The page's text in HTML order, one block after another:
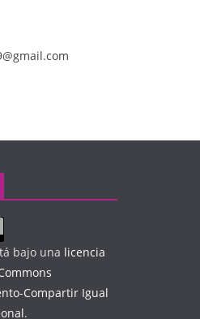
bajo una licencia
Compartir Igual
.